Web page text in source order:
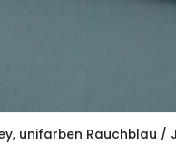
unifarben Rauchblau /